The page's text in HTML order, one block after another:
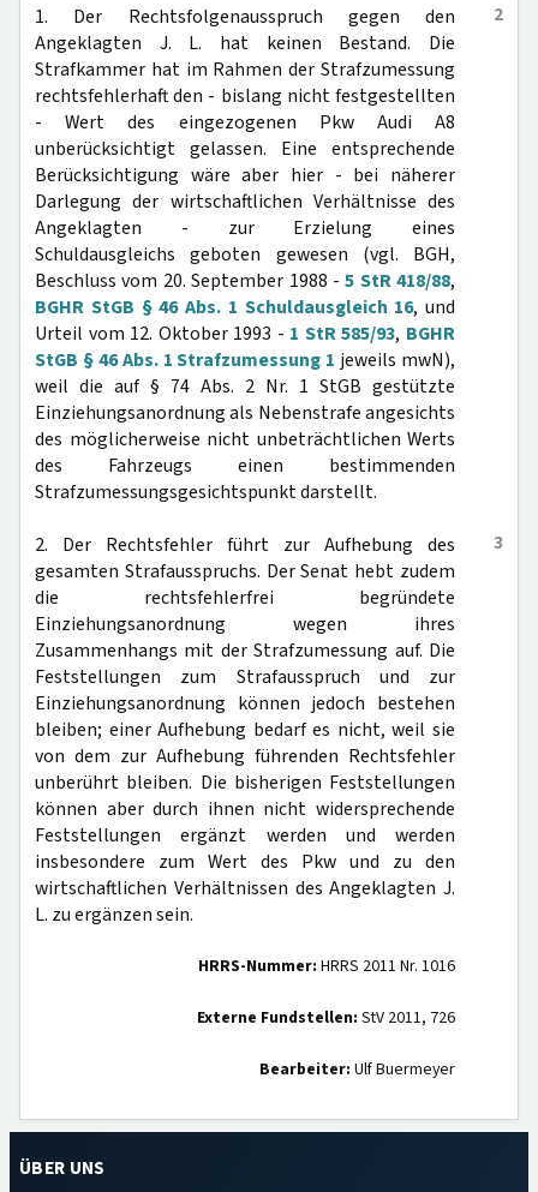
2
1. Der Rechtsfolgenausspruch gegen den
Angeklagten J. L. hat keinen Bestand. Die
Strafkammer hat im Rahmen der Strafzumessung
rechtsfehlerhaft den - bislang nicht festgestellten
- Wert des eingezogenen Pkw Audi A8
unberücksichtigt gelassen. Eine entsprechende
Berücksichtigung wäre aber hier - bei näherer
Darlegung der wirtschaftlichen Verhältnisse des
Angeklagten - zur Erzielung eines
Schuldausgleichs geboten gewesen (vgl. BGH,
Beschluss vom 20. September 1988 -5 StR 418/88,
BGHR StGB § 46 Abs. 1 Schuldausgleich 16, und
Urteil vom 12. Oktober 1993 - 1 StR 585/93, BGHR
StGB § 46 Abs. 1 Strafzumessung 1 jeweils mwN),
weil die auf § 74 Abs. 2 Nr. 1 StGB gestützte
Einziehungsanordnung als Nebenstrafe angesichts
des möglicherweise nicht unbeträchtlichen Werts
des Fahrzeugs einen bestimmenden
Strafzumessungsgesichtspunkt darstellt.
3
2. Der Rechtsfehler führt zur Aufhebung des
gesamten Strafausspruchs. Der Senat hebt zudem
die rechtsfehlerfrei begründete
Einziehungsanordnung wegen ihres
Zusammenhangs mit der Strafzumessung auf. Die
Feststellungen zum Strafausspruch und zur
Einziehungsanordnung können jedoch bestehen
bleiben; einer Aufhebung bedarf es nicht, weil sie
von dem zur Aufhebung führenden Rechtsfehler
unberührt bleiben. Die bisherigen Feststellungen
können aber durch ihnen nicht widersprechende
Feststellungen ergänzt werden und werden
insbesondere zum Wert des Pkw und zu den
wirtschaftlichen Verhältnissen des Angeklagten J.
L. zu ergänzen sein.
HRRS-Nummer: HRRS 2011 Nr. 1016
Externe Fundstellen: StV 2011, 726
Bearbeiter: Ulf Buermeyer
ÜBER UNS